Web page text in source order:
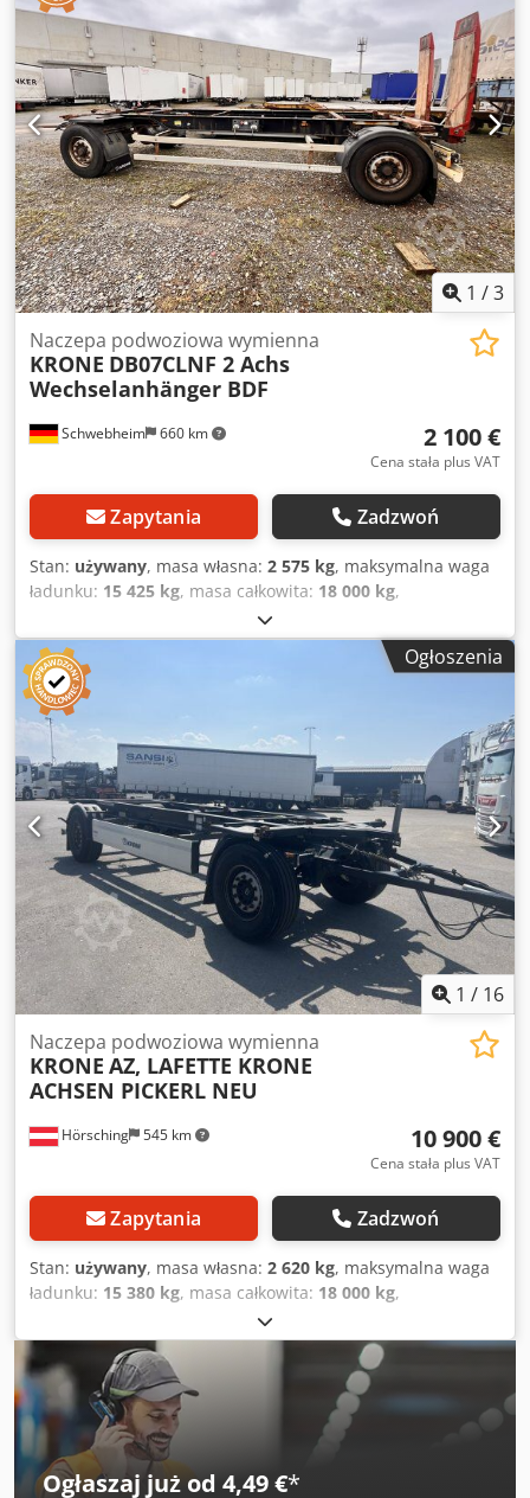
1 /3
Schwebheim 660 km
Naczepa podwoziowa wymienna
KRONE DB07CLNF 2 Achs
Wechselanhänger BDF
2 100 €
Cena stała plus VAT
Zapytania Zadzwoń
Stan: używany, masa własna: 2 575 kg, maksymalna waga
ładunku: 15 425 kg, masa całkowita: 18 000 kg,
, pierwsza rejestracja:
zawieszenie:powietrze, rozmiar opony:385/65 R 22,5,
kolor:inny
, rozmiar przedniej opony:
385/65 R 22,5
kierowcy:
hamulec pneumatyczny
, -- Zastrzegamy sobie możliwość
wystąpienia błędów drukarskich, pomyłek i zmian, zdjęcia
poglądowe --, Więcej danych pod: !, Więcej szczegółów: !
Dcsdpfjzr Sa Rjx Adwok
Ogłoszenia
1 / 16
Hörsching 545 km
Naczepa podwoziowa wymienna
KRONE AZ, LAFETTE KRONE
ACHSEN PICKERL NEU
10 900 €
Cena stała plus VAT
Zapytania Zadzwoń
Stan: używany, masa własna: 2 620 kg, maksymalna waga
ładunku: 15 380 kg, masa całkowita: 18 000 kg,
, pierwsza rejestracja:
następna inspekcja (TÜV):07/2027, zawieszenie:
powietrze, rozmiar opony: 385/65/R22.5 , Wyposażenie:
ABS
, | Krone AZ Lafeta | Osie BPW z hamulcami
tarczowymi | Uchwyt na koło zapasowe | Opony
385/65/R22.5 | Zastrzega się możliwość pomyłek, błędów
wprowadzania oraz wcześniejszej sprzedaży.
Dedjzquwvjpfx Adwsck
Ogłaszaj już od 4,49 €*